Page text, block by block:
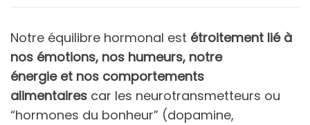
Notre équilibre hormonal est étroitement lié à
nos émotions, nos humeurs, notre
énergieet nos comportements
alimentaires car les neurotransmetteurs ou
“hormones du bonheur” (dopamine,